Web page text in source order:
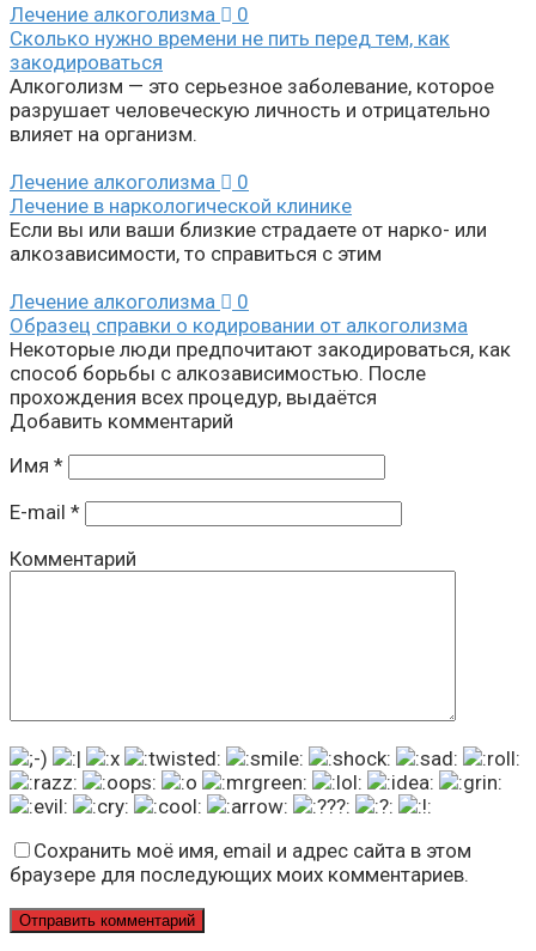
Лечение алкоголизма
0
Сколько нужно времени не пить перед тем, как
закодироваться
Алкоголизм — это серьезное заболевание, которое
разрушает человеческую личность и отрицательно
влияет на организм.
Лечение алкоголизма
0
Лечение в наркологической клинике
Если вы или ваши близкие страдаете от нарко- или
алкозависимости, то справиться с этим
Лечение алкоголизма
0
Образец справки о кодировании от алкоголизма
Некоторые люди предпочитают закодироваться, как
способ борьбы с алкозависимостью. После
прохождения всех процедур, выдаётся
Добавить комментарий
Имя *
E-mail *
Комментарий
Сохранить моё имя, email и адрес сайта в этом
браузере для последующих моих комментариев.